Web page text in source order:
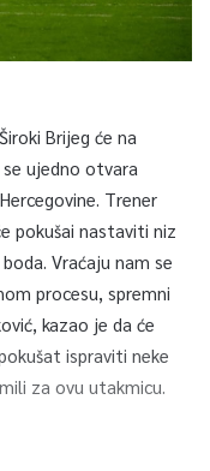
Brijeg će na
ujedno otvara
Trener
pokušai nastaviti niz
Vraćaju nam se
procesu, spremni
kazao je da će
ispraviti neke
za ovu utakmicu.